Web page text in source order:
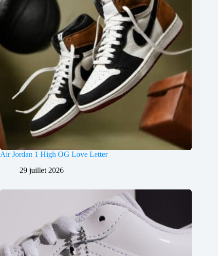
Air Jordan 1 High OG Love Letter
29 juillet 2026